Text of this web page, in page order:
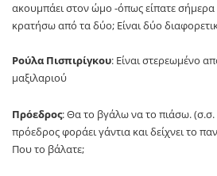
ακουμπάει στον ώμο -όπως είπατε σήμερα
κρατήσω από τα δύο; Είναι δύο
Ρούλα Πισπιρίγκου: Είναι στερεωμένο
μαξιλαριού
Πρόεδρος: Θα το βγάλω να το πιάσω. (σ.σ.
πρόεδρος φοράει γάντια και δείχνει το
Που το βάλατε;